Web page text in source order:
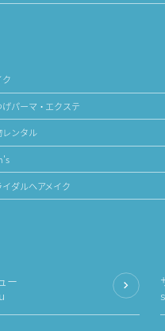
ク
げパーマ・エクステ
レンタル
イダルヘアメイク
ー